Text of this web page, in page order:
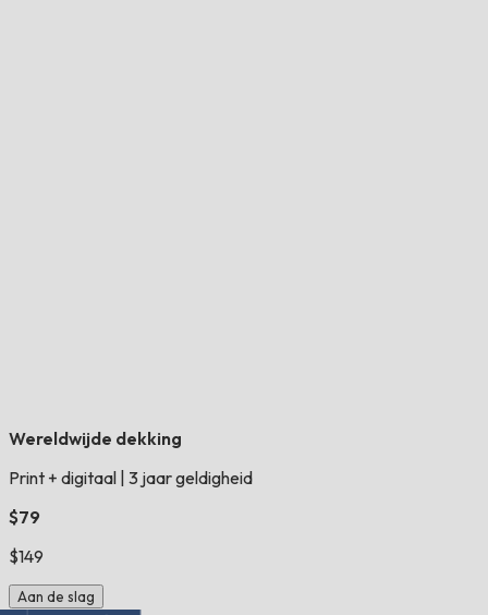
Wereldwijde dekking
Print + digitaal 3 jaar geldigheid
$79
$149
Aan de slag